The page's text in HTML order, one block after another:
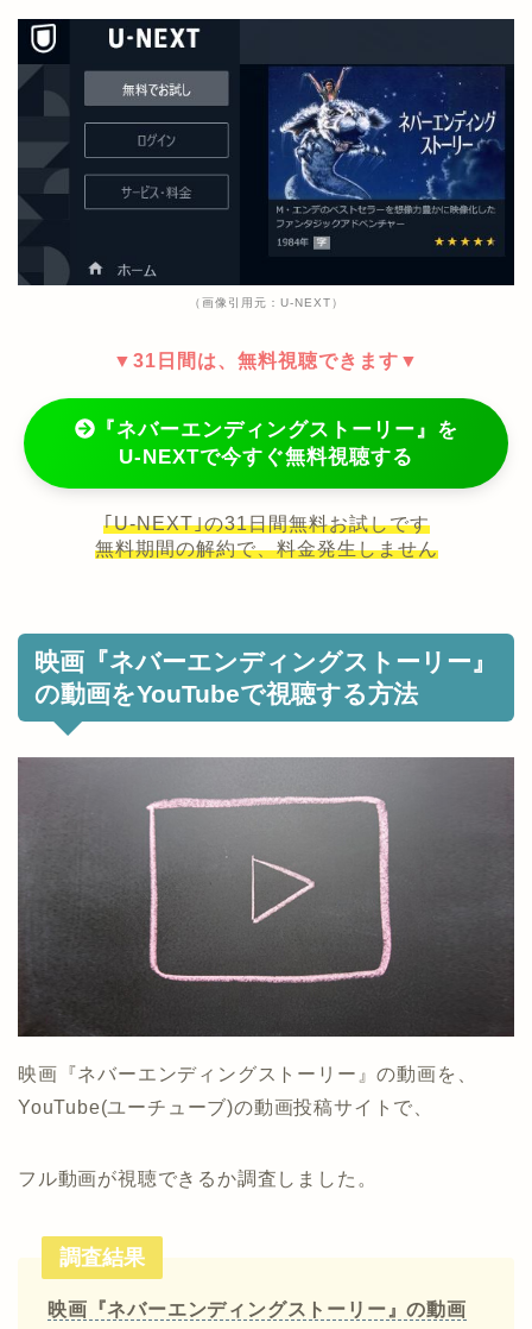
（画像引用元：U-NEXT）
▼31日間は、無料視聴できます▼
『ネバーエンディングストーリー』を
U-NEXTで今すぐ無料視聴する
｢U-NEXT｣の31日間無料お試しです
無料期間の解約で、料金発生しません
映画『ネバーエンディングストーリー』
の動画をYouTubeで視聴する方法
映画『ネバーエンディングストーリー』の動画を、
YouTube(ユーチューブ)の動画投稿サイトで、
フル動画が視聴できるか調査しました。
調査結果
映画『ネバーエンディングストーリー』の動画